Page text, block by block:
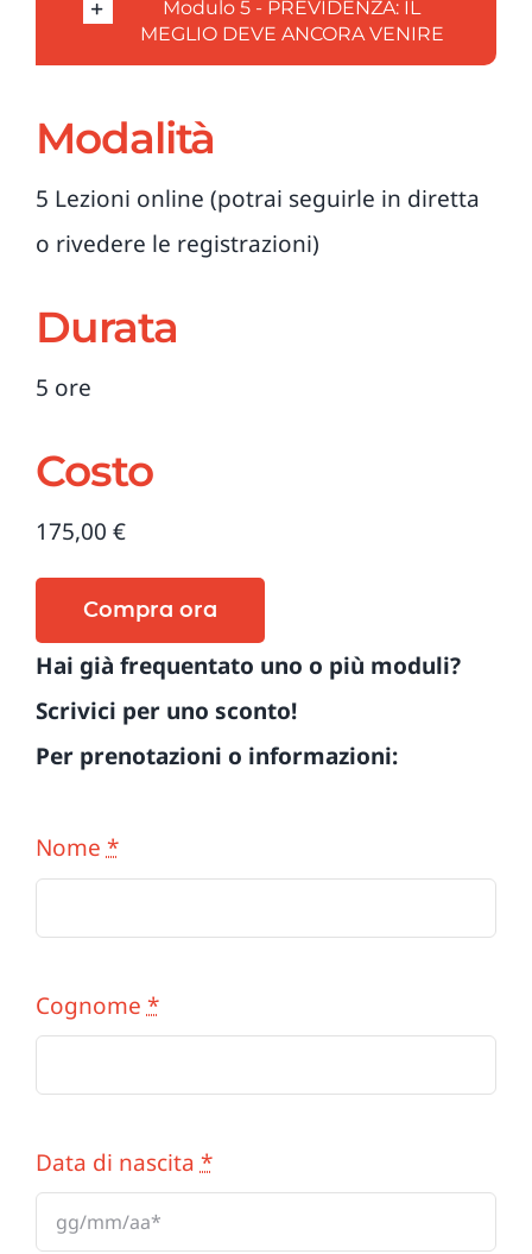
Modulo 5 - PREVIDENZA: IL
MEGLIO DEVE ANCORA VENIRE
Modalità
5 Lezioni online (potrai seguirle in diretta
o rivedere le registrazioni)
Durata
5 ore
Costo
175,00 €
Compra ora
Hai già frequentato uno o più moduli?
Scrivici per uno sconto!
Per prenotazioni o informazioni:
Nome *
Cognome *
Data di nascita *